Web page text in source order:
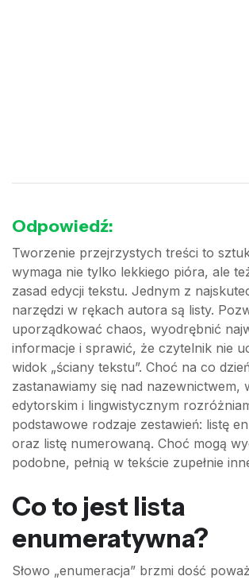
Odpowiedź:
Tworzenie przejrzystych treści to
wymaga nie tylko lekkiego pióra, ale
zasad edycji tekstu. Jednym z
narzędzi w rękach autora są listy.
uporządkować chaos, wyodrębnić
informacje i sprawić, że czytelnik nie
widok „ściany tekstu”. Choć na co
zastanawiamy się nad nazewnictwem,
edytorskim i lingwistycznym
podstawowe rodzaje zestawień: listę
oraz listę numerowaną. Choć mogą
podobne, pełnią w tekście zupełnie
Co to jest lista
enumeratywna?
Słowo „enumeracja” brzmi dość